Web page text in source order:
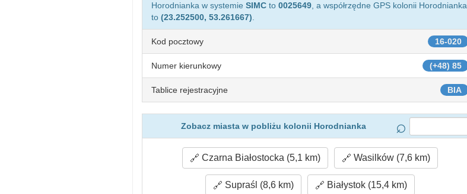
Horodnianka w systemie SIMC to 0025649 , a współrzędne GPS kolonii Horodnianka
to (23.252500, 53.261667)
16-020
Kod pocztowy
(+48) 85
Numer kierunkowy
BIA
Tablice rejestracyjne
Zobacz miasta w pobliżu kolonii Horodnianka
Czarna Białostocka (5,1 km) Wasilków (7,6 km)
Supraśl (8,6 km) Białystok (15,4 km)